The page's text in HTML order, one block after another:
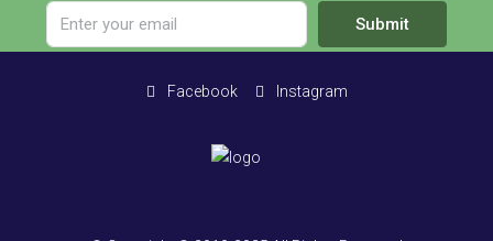
Submit
Facebook Instagram